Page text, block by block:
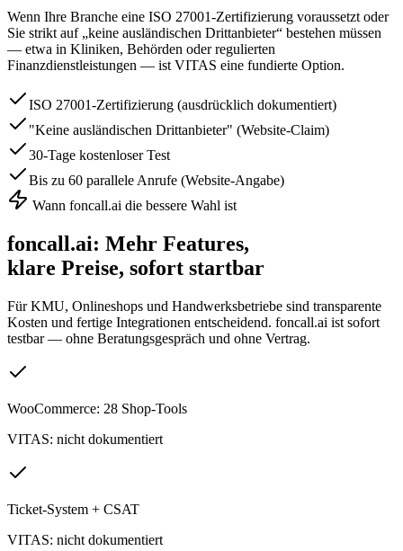
Wenn Ihre Branche eine ISO 27001-Zertifizierung voraussetzt oder
Sie strikt auf „keine ausländischen Drittanbieter“ bestehen müssen
— etwa in Kliniken, Behörden oder regulierten
Finanzdienstleistungen — ist VITAS eine fundierte Option.
ISO 27001-Zertifizierung (ausdrücklich dokumentiert)
"Keine ausländischen Drittanbieter" (Website-Claim)
30-Tage kostenloser Test
Bis zu 60 parallele Anrufe (Website-Angabe)
Wann foncall.ai die bessere Wahl ist
foncall.ai: Mehr Features,
klare Preise, sofort startbar
Für KMU, Onlineshops und Handwerksbetriebe sind transparente
Kosten und fertige Integrationen entscheidend. foncall.ai ist sofort
testbar — ohne Beratungsgespräch und ohne Vertrag.
WooCommerce: 28 Shop-Tools
VITAS: nicht dokumentiert
Ticket-System + CSAT
VITAS: nicht dokumentiert